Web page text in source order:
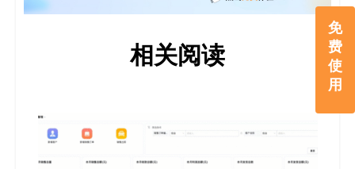
免
费
使
用
相关阅读